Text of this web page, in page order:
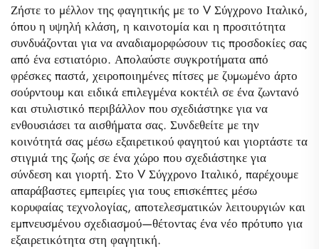
Ζήστε το μέλλον της φαγητικής με το V Σύγχρονο Ιταλικό,
όπου η υψηλή κλάση, η καινοτομία και η προσιτότητα
συνδυάζονται για να αναδιαμορφώσουν τις προσδοκίες σας
από ένα εστιατόριο. Απολαύστε συγκροτήματα από
φρέσκες παστά, χειροποιημένες πίτσες με ζυμωμένο άρτο
σούρντουμ και ειδικά επιλεγμένα κοκτέιλ σε ένα ζωντανό
και στυλιστικό περιβάλλον που σχεδιάστηκε για να
ενθουσιάσει τα αισθήματα σας. Συνδεθείτε με την
κοινότητά σας μέσω εξαιρετικού φαγητού και γιορτάστε τα
στιγμιά της ζωής σε ένα χώρο που σχεδιάστηκε για
σύνδεση και γιορτή. Στο V Σύγχρονο Ιταλικό, παρέχουμε
απαράβαστες εμπειρίες για τους επισκέπτες μέσω
κορυφαίας τεχνολογίας, αποτελεσματικών λειτουργιών και
εμπνευσμένου σχεδιασμού—θέτοντας ένα νέο πρότυπο για
εξαιρετικότητα στη φαγητική.